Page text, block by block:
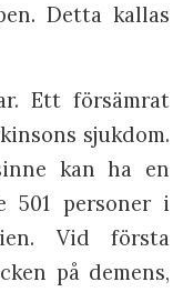
Detta kallas
Ett försämrat
sjukdom.
kan ha en
501 personer i
Vid första
på demens,